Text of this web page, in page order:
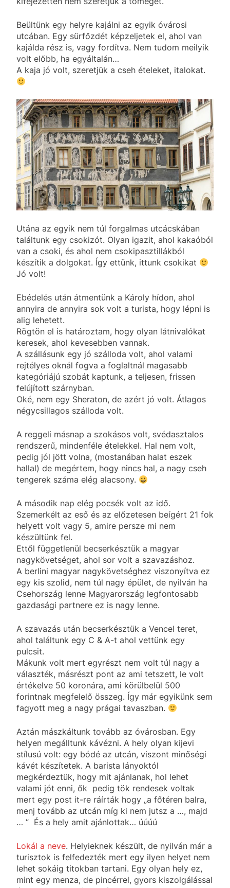
Beültünk egy helyre kajálni az egyik óvárosi
utcában. Egy sürfőzdét képzeljetek el, ahol van
kajálda rész is, vagy fordítva. Nem tudom meilyik
volt előbb, ha egyáltalán…
A kaja jó volt, szeretjük a cseh ételeket, italokat.
Utána az egyik nem túl forgalmas utcácskában
találtunk egy csokizót. Olyan igazit, ahol kakaóból
van a csoki, és ahol nem csokipasztillákból
készítik a dolgokat. Így ettünk, ittunk csokikat
Jó volt!
Ebédelés után átmentünk a Károly hídon, ahol
annyira de annyira sok volt a turista, hogy lépni is
alig lehetett.
Rögtön el is határoztam, hogy olyan látnivalókat
keresek, ahol kevesebben vannak.
A szállásunk egy jó szálloda volt, ahol valami
rejtélyes oknál fogva a foglaltnál magasabb
kategóriájú szobát kaptunk, a teljesen, frissen
felújított szárnyban.
Oké, nem egy Sheraton, de azért jó volt. Átlagos
négycsillagos szálloda volt.
A reggeli másnap a szokásos volt, svédasztalos
rendszerű, mindenféle ételekkel. Hal nem volt,
pedig jól jött volna, (mostanában halat eszek
hallal) de megértem, hogy nincs hal, a nagy cseh
tengerek száma elég alacsony.
A második nap elég pocsék volt az idő.
Szemerkélt az eső és az előzetesen beígért 21 fok
helyett volt vagy 5, amire persze mi nem
készültünk fel.
Ettől függetlenül becserkésztük a magyar
nagykövetséget, ahol sor volt a szavazáshoz.
A berlini magyar nagykövetséghez viszonyítva ez
egy kis szolid, nem túl nagy épület, de nyilván ha
Csehország lenne Magyarország legfontosabb
gazdasági partnere ez is nagy lenne.
A szavazás után becserkésztük a Vencel teret,
ahol találtunk egy C & A-t ahol vettünk egy
pulcsit.
Mákunk volt mert egyrészt nem volt túl nagy a
választék, másrészt pont az ami tetszett, le volt
értékelve 50 koronára, ami körülbelül 500
forintnak megfelelő összeg. Így már egyikünk sem
fagyott meg a nagy prágai tavaszban.
Aztán mászkáltunk tovább az óvárosban. Egy
helyen megálltunk kávézni. A hely olyan kijevi
stílusú volt: egy bódé az utcán, viszont minőségi
kávét készítetek. A barista lányoktól
megkérdeztük, hogy mit ajánlanak, hol lehet
valami jót enni, ők pedig tök rendesek voltak
mert egy post it-re ráírták hogy „a főtéren balra,
menj tovább az utcán míg ki nem jutsz a …, majd
… ” És a hely amit ajánlottak… úúúú
Lokál a neve. Helyieknek készült, de nyilván már a
turisztok is felfedezték mert egy ilyen helyet nem
lehet sokáig titokban tartani. Egy olyan hely ez,
mint egy menza, de pincérrel, gyors kiszolgálással